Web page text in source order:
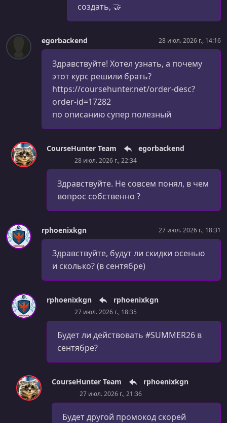
создать, 🤝
egorbackend 28 июл. 2026 г., 14:16
Здравствуйте! Хотел узнать, а почему
этот курс решили брать?
https://coursehunter.net/order-desc?
order-id=17282
по описанию супер полезный
CourseHunter Team egorbackend
28 июл. 2026 г., 22:34
Здравствуйте. Не совсем понял, в чем
вопрос собственно ?
rphoenixkgn 27 июл. 2026 г., 18:31
Здравствуйте, будут ли скидки осенью
и сколько? (в сентябре)
rphoenixkgn rphoenixkgn
27 июл. 2026 г., 18:35
Будет ли действовать #SUMMER26 в
сентябре?
CourseHunter Team rphoenixkgn
27 июл. 2026 г., 21:36
Будет другой промокод скорей